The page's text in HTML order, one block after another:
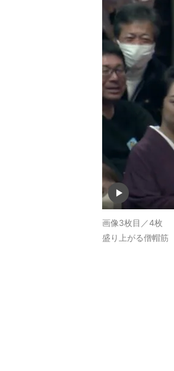
画像3枚目／4枚
盛り上がる僧帽筋